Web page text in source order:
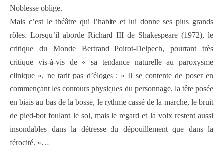
Noblesse oblige.
Mais c’est le théâtre qui l’habite et lui donne ses plus grands
rôles. Lorsqu’il aborde Richard III de Shakespeare (1972), le
critique du Monde Bertrand Poirot-Delpech, pourtant très
critique vis-à-vis de « sa tendance naturelle au paroxysme
clinique », ne tarit pas d’éloges : « Il se contente de poser en
commençant les contours physiques du personnage, la tête posée
en biais au bas de la bosse, le rythme cassé de la marche, le bruit
de pied-bot foulant le sol, mais le regard et la voix restent aussi
insondables dans la détresse du dépouillement que dans la
férocité. »…